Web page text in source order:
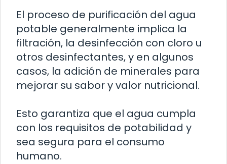
El proceso de purificación del agua
potable generalmente implica la
filtración, la desinfección con cloro u
otros desinfectantes, y en algunos
casos, la adición de minerales para
mejorar su sabor y valor nutricional.
Esto garantiza que el agua cumpla
con los requisitos de potabilidad y
sea segura para el consumo
humano.